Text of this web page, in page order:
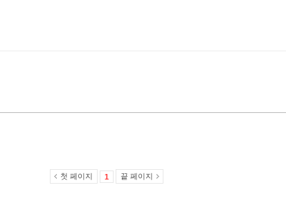
첫 페이지 1 끝 페이지